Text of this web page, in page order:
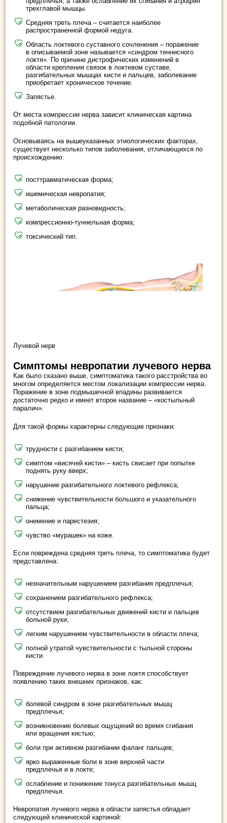
трехглавой мышцы.
Средняя треть плеча – считается наиболее
распространенной формой недуга.
Область локтевого суставного сочленения – поражение
в описываемой зоне называется «синдром теннисного
локтя». По причине дистрофических изменений в
области крепления связок в локтевом суставе,
разгибательных мышцах кисти и пальцев, заболевание
приобретает хроническое течение.
Запястье.
От места компрессии нерва зависит клиническая картина
подобной патологии.
Основываясь на вышеуказанных этиологических факторах,
существует несколько типов заболевания, отличающихся по
происхождению:
посттравматическая форма;
ишемическая невропатия;
метаболическая разновидность;
компрессионно-туннельная форма;
токсический тип.
Лучевой нерв
Симптомы невропатии лучевого нерва
Как было сказано выше, симптоматика такого расстройства во
многом определяется местом локализации компрессии нерва.
Поражение в зоне подмышечной впадины развивается
достаточно редко и имеет второе название – «костыльный
паралич».
Для такой формы характерны следующие признаки:
трудности с разгибанием кисти;
симптом «висячей кисти» – кисть свисает при попытке
поднять руку вверх;
нарушение разгибательного локтевого рефлекса;
снижение чувствительности большого и указательного
пальца;
онемение и парестезия;
чувство «мурашек» на коже.
Если повреждена средняя треть плеча, то симптоматика будет
представлена:
незначительным нарушением разгибания предплечья;
сохранением разгибательного рефлекса;
отсутствием разгибательных движений кисти и пальцев
больной руки;
легким нарушением чувствительности в области плеча;
полной утратой чувствительности с тыльной стороны
кисти.
Повреждение лучевого нерва в зоне локтя способствует
появлению таких внешних признаков, как:
болевой синдром в зоне разгибательных мышц
предплечья;
возникновение болевых ощущений во время сгибания
или вращения кистью;
боли при активном разгибании фаланг пальцев;
ярко выраженные боли в зоне верхней части
предплечья и в локте;
ослабление и понижение тонуса разгибательных мышц
предплечья.
Невропатия лучевого нерва в области запястья обладает
следующей клинической картиной: